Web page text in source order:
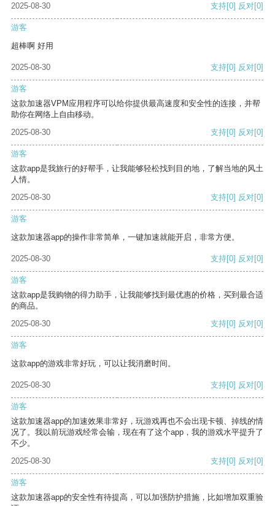
2025-08-30 支持[0] 反对[0]
游客
超棒啊 好用
2025-08-30 支持[0] 反对[0]
游客
这款加速器VPM应用程序可以给你提供最高速度和安全性的连接，并帮
助你在网络上自由移动。
2025-08-30
支持[0] 反对[0]
游客
这款app是我旅行的好帮手，让我能够轻松找到目的地，了解当地的风土
人情。
2025-08-30
支持[0] 反对[0]
游客
这款加速器app的操作非常简单，一键加速就能开启，非常方便。
2025-08-30 支持[0] 反对[0]
游客
这款app是我购物的得力助手，让我能够找到最优惠的价格，买到最合适
的商品。
2025-08-30
支持[0] 反对[0]
游客
这款app的游戏非常好玩，可以让我消磨时间。
2025-08-30 支持[0] 反对[0]
游客
这款加速器app的加速效果非常好，玩游戏再也不会出现卡顿、掉线的情
况了。我以前玩游戏经常会输，现在有了这个app，我的游戏水平提升了
不少。
2025-08-30
支持[0] 反对[0]
游客
这款加速器app的安全性有待提高，可以加强防护措施，比如增加双重验